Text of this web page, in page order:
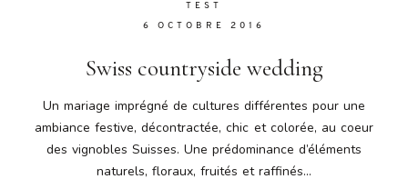
TEST
6 OCTOBRE 2016
Swiss countryside wedding
Un mariage imprégné de cultures différentes pour une
ambiance festive, décontractée, chic et colorée, au coeur
des vignobles Suisses. Une prédominance d’éléments
naturels, floraux, fruités et raffinés...